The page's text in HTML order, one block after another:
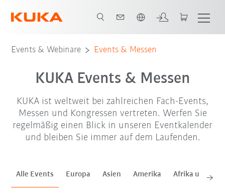
Aug. '26 Sep. '26
Events & Webinare Events & Messen
KUKA Events & Messen
KUKA ist weltweit bei zahlreichen Fach-Events,
Messen und Kongressen vertreten. Werfen Sie
regelmäßig einen Blick in unseren Eventkalender
und bleiben Sie immer auf dem Laufenden.
Alle Events Europa Asien Amerika Afrika und